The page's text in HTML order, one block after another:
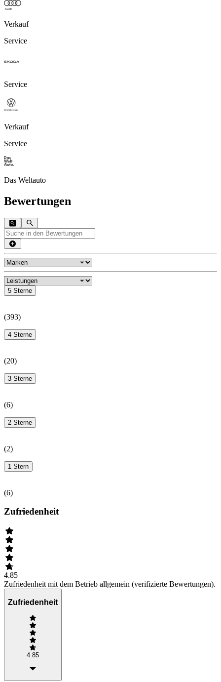
Verkauf
Service
Service
Verkauf
Service
Das Weltauto
Bewertungen
5 Sterne
(393)
4 Sterne
(20)
3 Sterne
(6)
2 Sterne
(2)
1 Stern
(6)
Zufriedenheit
4.85
Zufriedenheit mit dem Betrieb allgemein (verifizierte Bewertungen).
Zufriedenheit
4.85